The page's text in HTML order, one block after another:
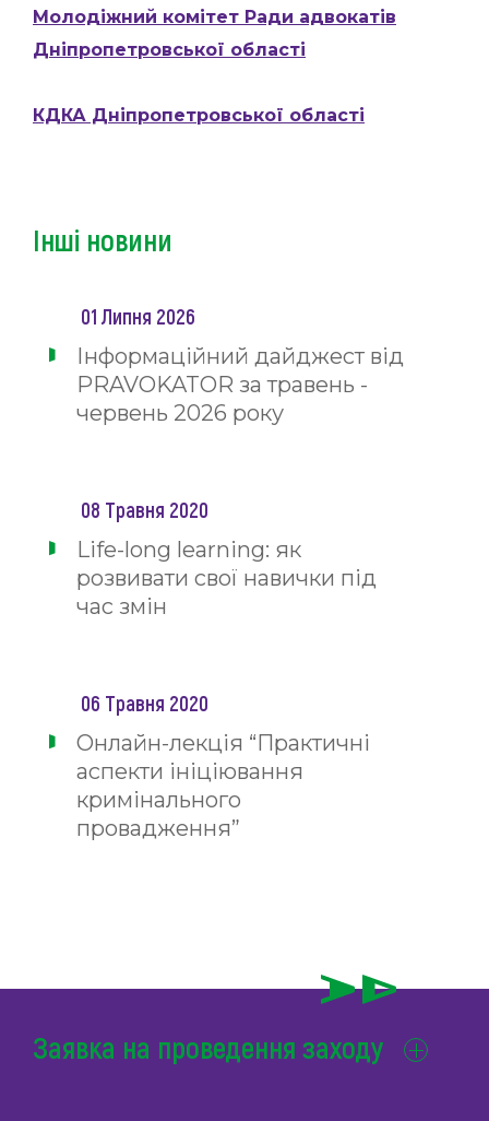
Молодіжний комітет Ради адвокатів
Дніпропетровської області
КДКА Дніпропетровської області
Інші новини
01 Липня 2026
Інформаційний дайджест від
PRAVOKATOR за травень -
червень 2026 року
08 Травня 2020
Life-long learning: як
розвивати свої навички під
час змін
06 Травня 2020
Онлайн-лекція “Практичні
аспекти ініціювання
кримінального
провадження”
Заявка на проведення заходу